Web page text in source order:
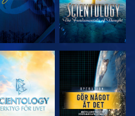
UTFORSKA
SERIEN
TITTA